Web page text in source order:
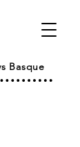
Basque